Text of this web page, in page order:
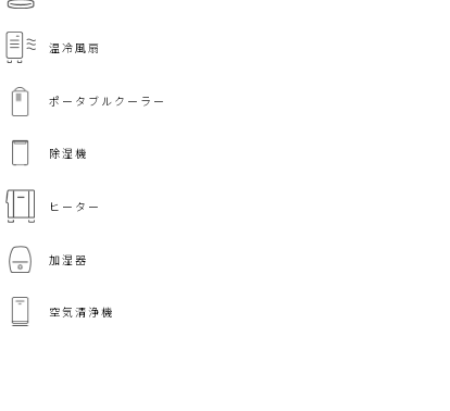
温冷風扇
ポータブルクーラー
除湿機
ヒーター
加湿器
空気清浄機